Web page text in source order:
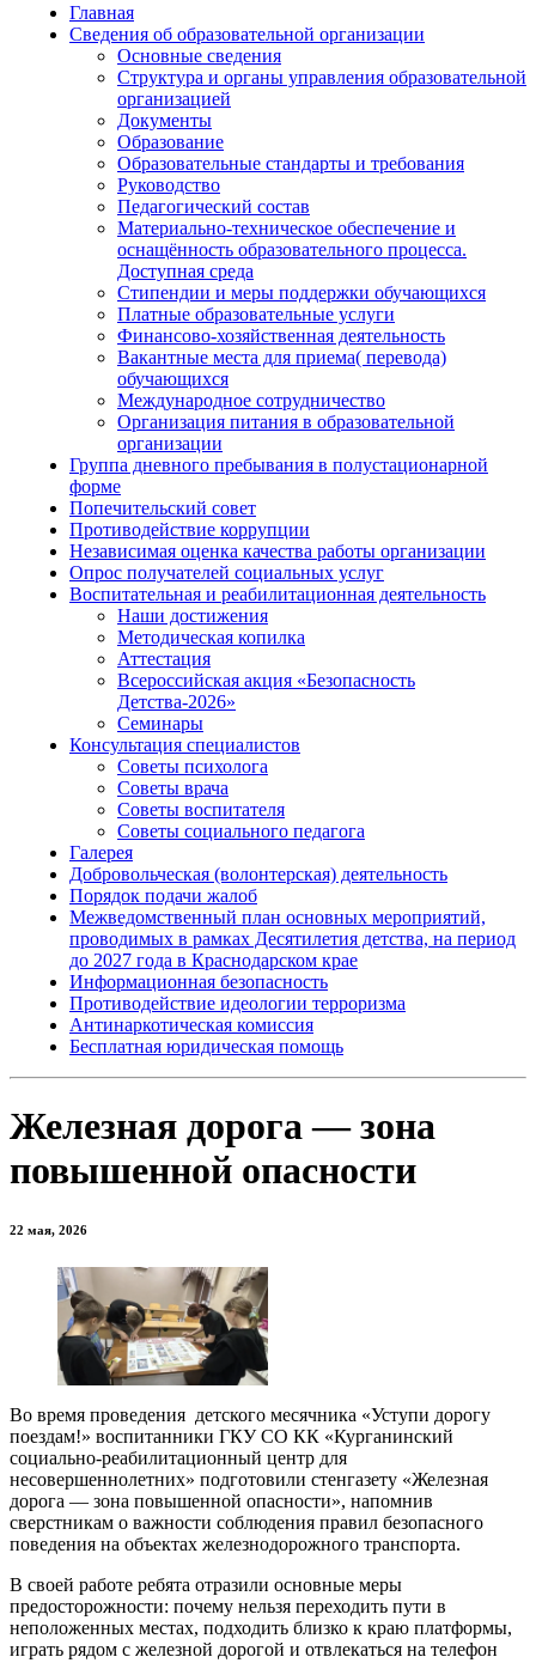
Главная
Сведения об образовательной организации
Основные сведения
Структура и органы управления образовательной
организацией
Документы
Образование
Образовательные стандарты и требования
Руководство
Педагогический состав
Материально-техническое обеспечение и
оснащённость образовательного процесса.
Доступная среда
Стипендии и меры поддержки обучающихся
Платные образовательные услуги
Финансово-хозяйственная деятельность
Вакантные места для приема( перевода)
обучающихся
Международное сотрудничество
Организация питания в образовательной
организации
Группа дневного пребывания в полустационарной
форме
Попечительский совет
Противодействие коррупции
Независимая оценка качества работы организации
Опрос получателей социальных услуг
Воспитательная и реабилитационная деятельность
Наши достижения
Методическая копилка
Аттестация
Всероссийская акция «Безопасность
Детства-2026»
Семинары
Консультация специалистов
Советы психолога
Советы врача
Советы воспитателя
Советы социального педагога
Галерея
Добровольческая (волонтерская) деятельность
Порядок подачи жалоб
Межведомственный план основных мероприятий,
проводимых в рамках Десятилетия детства, на период
до 2027 года в Краснодарском крае
Информационная безопасность
Противодействие идеологии терроризма
Антинаркотическая комиссия
Бесплатная юридическая помощь
Железная дорога — зона
повышенной опасности
22 мая, 2026
Во время проведения детского месячника «Уступи дорогу
поездам!» воспитанники ГКУ СО КК «Курганинский
социально-реабилитационный центр для
несовершеннолетних» подготовили стенгазету «Железная
дорога — зона повышенной опасности», напомнив
сверстникам о важности соблюдения правил безопасного
поведения на объектах железнодорожного транспорта.
В своей работе ребята отразили основные меры
предосторожности: почему нельзя переходить пути в
неположенных местах, подходить близко к краю платформы,
играть рядом с железной дорогой и отвлекаться на телефон